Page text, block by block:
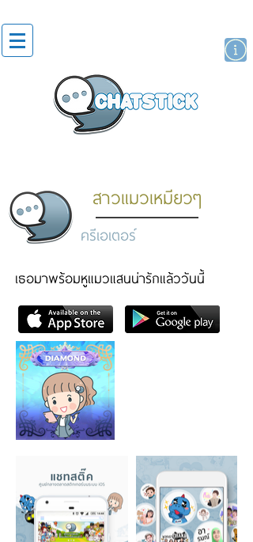
สาวแมวเหมียวๆ
ครีเอเตอร์
เธอมาพร้อมหูแมวแสนน่ารักแล้ววันนี้